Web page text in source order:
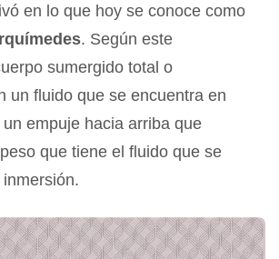
en lo que hoy se conoce como
. Según este
sumergido total o
un fluido que se encuentra en
empuje hacia arriba que
que tiene el fluido que se